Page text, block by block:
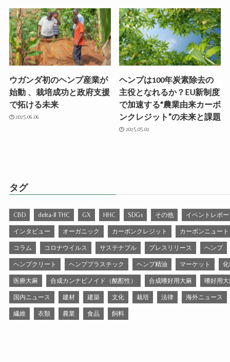
ウガンダ初のヘンプ産業が
始動 、栽培成功と政府支援
で拓ける未来
2025.06.06
ヘンプは100年炭素除去の
主役となれるか？EU新制度
で加速する“農業由来カーボ
ンクレジット”の未来と課題
2025.05.02
タグ
CBD delta-8 THC GX HHC SDGs その他 イベントレポ
インタビュー オーガニック カーボンクレジット カーボンニュー
コラム コロナウイルス サステナブル プレスリリース ヘンプ
ヘンプクリート ヘンププラスチック ヘンプ精油 マーケット
医療大麻 合成カンナビノイド（酩酊性） 合成嗜好用大麻 嗜好用
国内ニュース 建材 建築 文化 栽培 法律 海外ニュース
繊維 衣類 農業 食品 飼料